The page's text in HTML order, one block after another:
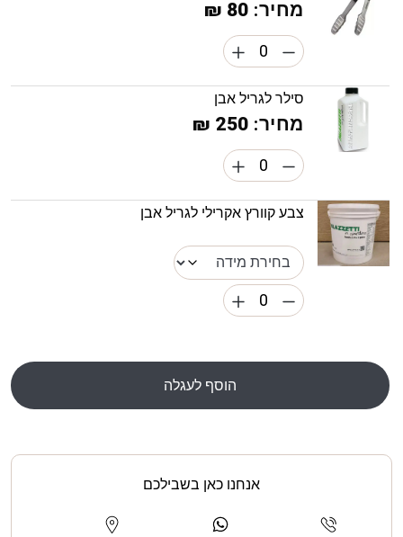
מחיר: 80 ₪
סילר לגריל אבן
מחיר: 250 ₪
צבע קוורץ אקרילי לגריל אבן
הוסף לעגלה
אנחנו כאן בשבילכם